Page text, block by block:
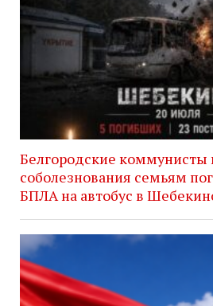
Белгородские
соболезнования семьям
БПЛА на автобус в